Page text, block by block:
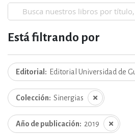
Está filtrando por
Editorial Editorial Universidad de
Colección Sinergias
Año de publicación 2019